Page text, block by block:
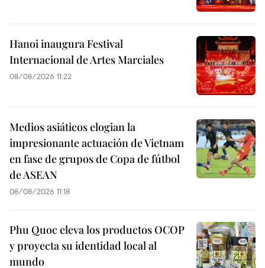
Hanoi inaugura Festival
Internacional de Artes Marciales
08/08/2026 11:22
Medios asiáticos elogian la
impresionante actuación de Vietnam
en fase de grupos de Copa de fútbol
de ASEAN
08/08/2026 11:18
Phu Quoc eleva los productos OCOP
y proyecta su identidad local al
mundo